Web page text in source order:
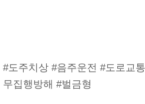
#도주치상 #음주운전 #도로교
무집행방해 #벌금형